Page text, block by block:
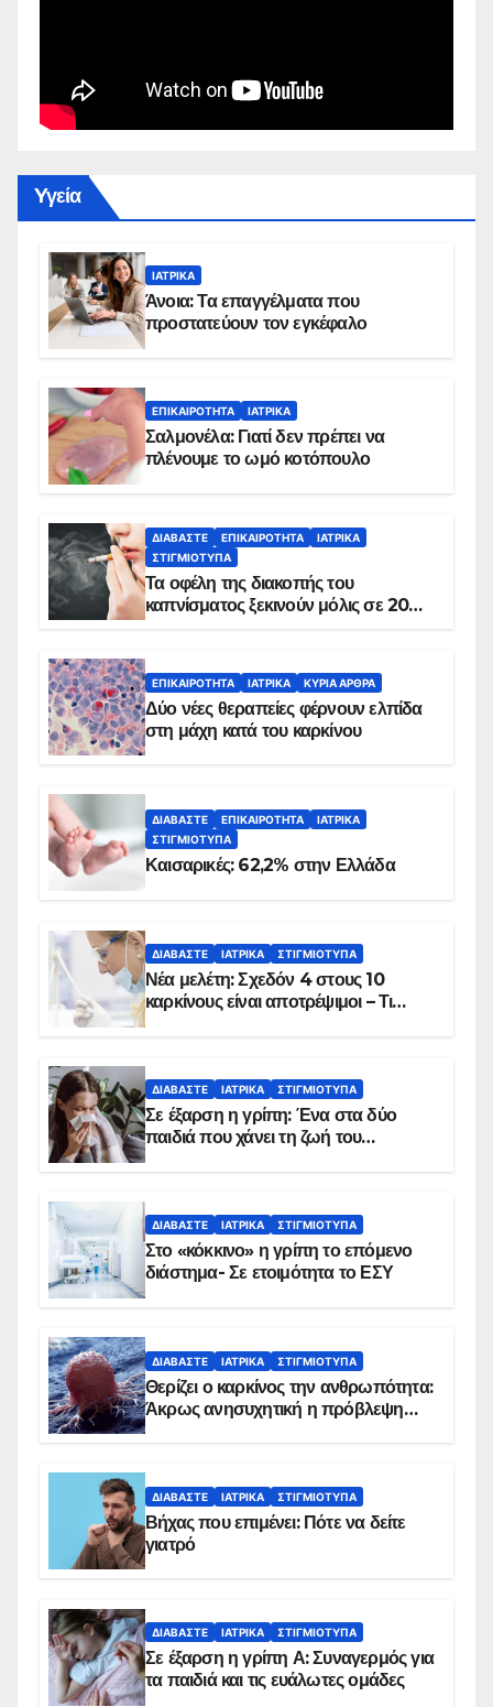
Yγεία
ΙΑΤΡΙΚΆ
Άνοια: Τα επαγγέλματα που
προστατεύουν τον εγκέφαλο
ΕΠΙΚΑΙΡΌΤΗΤΑ ΙΑΤΡΙΚΆ
Σαλμονέλα: Γιατί δεν πρέπει να
πλένουμε το ωμό κοτόπουλο
ΔΙΑΒΆΣΤΕ ΕΠΙΚΑΙΡΌΤΗΤΑ
ΙΑΤΡΙΚΆ
ΣΤΙΓΜΙΌΤΥΠΑ
Τα οφέλη της διακοπής του
καπνίσματος ξεκινούν μόλις σε 20
ΕΠΙΚΑΙΡΌΤΗΤΑ ΙΑΤΡΙΚΆ ΚΥΡΙΑ ΑΡΘΡΑ
Δύο νέες θεραπείες φέρνουν ελπίδα
στη μάχη κατά του καρκίνου
ΔΙΑΒΆΣΤΕ ΕΠΙΚΑΙΡΌΤΗΤΑ
ΙΑΤΡΙΚΆ
ΣΤΙΓΜΙΌΤΥΠΑ
Καισαρικές: 62,2% στην Ελλάδα
ΔΙΑΒΆΣΤΕ ΙΑΤΡΙΚΆ ΣΤΙΓΜΙΌΤΥΠΑ
Νέα μελέτη: Σχεδόν 4 στους 10
καρκίνους είναι αποτρέψιμοι – Τι
ΔΙΑΒΆΣΤΕ ΙΑΤΡΙΚΆ ΣΤΙΓΜΙΌΤΥΠΑ
Σε έξαρση η γρίπη: Ένα στα δύο
παιδιά που χάνει τη ζωή του
ΔΙΑΒΆΣΤΕ ΙΑΤΡΙΚΆ ΣΤΙΓΜΙΌΤΥΠΑ
Στο «κόκκινο» η γρίπη το επόμενο
διάστημα- Σε ετοιμότητα το ΕΣΥ
ΔΙΑΒΆΣΤΕ ΙΑΤΡΙΚΆ ΣΤΙΓΜΙΌΤΥΠΑ
Θερίζει ο καρκίνος την ανθρωπότητα:
Άκρως ανησυχητική η πρόβλεψη…
ΔΙΑΒΆΣΤΕ ΙΑΤΡΙΚΆ ΣΤΙΓΜΙΌΤΥΠΑ
Βήχας που επιμένει: Πότε να δείτε
γιατρό
ΔΙΑΒΆΣΤΕ ΙΑΤΡΙΚΆ ΣΤΙΓΜΙΌΤΥΠΑ
Σε έξαρση η γρίπη Α: Συναγερμός για
τα παιδιά και τις ευάλωτες ομάδες